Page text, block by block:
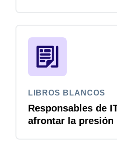
LIBROS BLANCOS
Responsables de
afrontar la presión